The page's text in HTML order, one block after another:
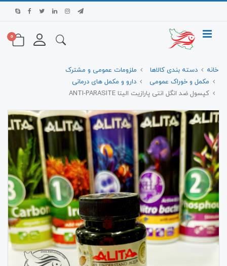
0
خانه دسته بندی کالاها
ملزومات عمومی و مشترک
مکمل و خوراک عمومی
دارو و مکمل های درمانی
کپسول ضد انگل انتی پارازیت الیتا ANTI-PARASITE